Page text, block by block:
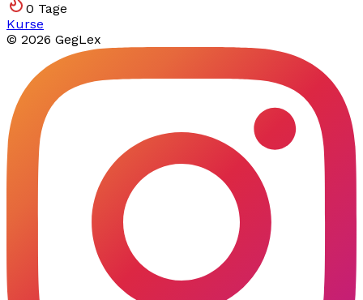
0 Tage
Kurse
© 2026 GegLex